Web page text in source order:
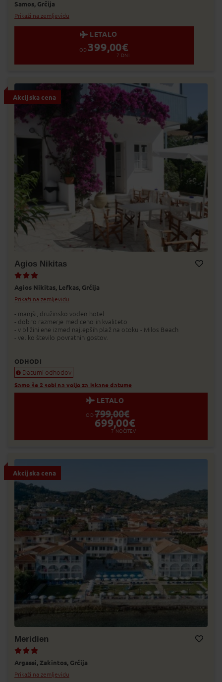
Samos, Grčija
Prikaži na zemljevidu
LETALO
OD 399,00€
7 DNI
Akcijska cena
Agios Nikitas
Agios Nikitas, Lefkas, Grčija
Prikaži na zemljevidu
- manjši, družinsko voden hotel
- dobro razmerje med ceno in kvaliteto
- v bližini ene izmed najlepših plaž na otoku - Milos Beach
- veliko število povratnih gostov.
ODHODI
Datumi odhodov
Samo še 2 sobi na voljo za iskane datume
LETALO
OD799,00€
699,00€
7 NOČITEV
Akcijska cena
Meridien
Argassi, Zakintos, Grčija
Prikaži na zemljevidu